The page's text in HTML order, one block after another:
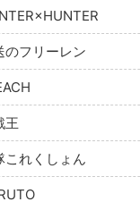
のフリーレン
王
これくしょん